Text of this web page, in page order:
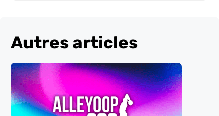
Autres articles